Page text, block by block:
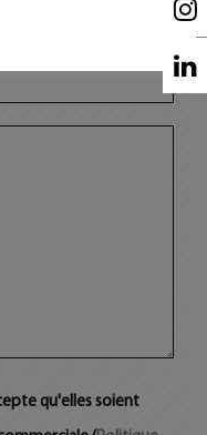
qu'elles soient